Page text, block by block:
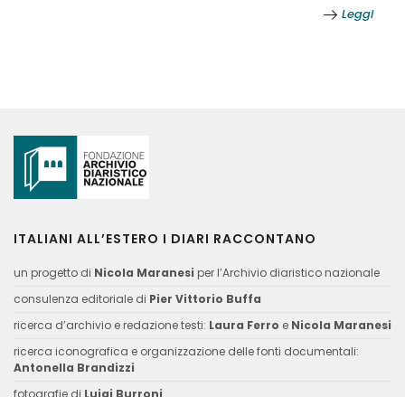
Leggi
ITALIANI ALL’ESTERO I DIARI RACCONTANO
un progetto di Nicola Maranesi per l’Archivio diaristico nazionale
consulenza editoriale di Pier Vittorio Buffa
ricerca d’archivio e redazione testi: Laura Ferro e Nicola Maranesi
ricerca iconografica e organizzazione delle fonti documentali:
Antonella Brandizzi
fotografie di Luigi Burroni